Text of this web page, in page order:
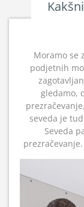
Moramo se
podjetnih
gledamo,
seveda je
Seveda